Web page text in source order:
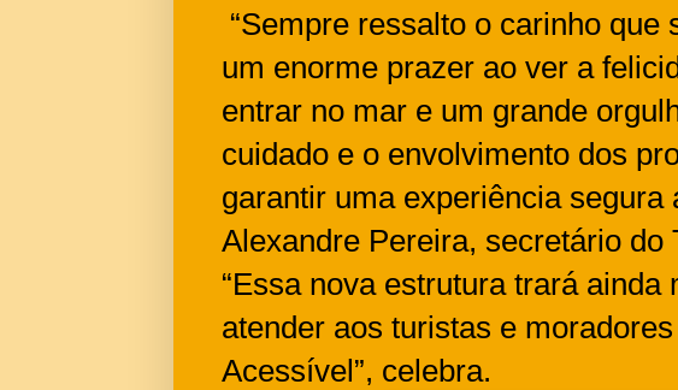
“Sempre ressalto o carinho que
um enorme prazer ao ver a
entrar no mar e um grande
cuidado e o envolvimento dos
garantir uma experiência segura
Alexandre Pereira, secretário do
“Essa nova estrutura trará
atender aos turistas e
Acessível”, celebra.